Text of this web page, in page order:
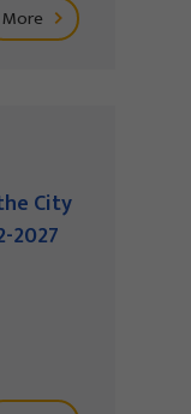
More
City
2027